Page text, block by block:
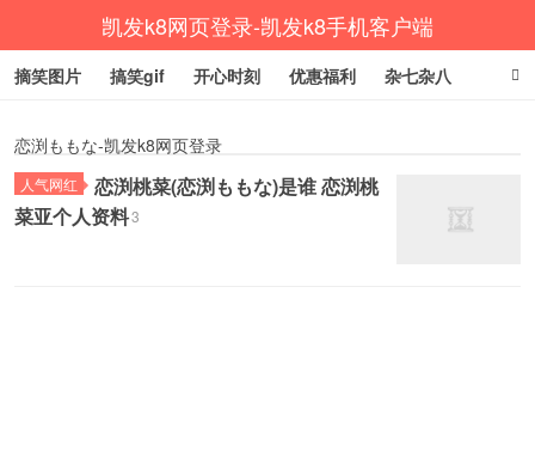
凯发k8网页登录-凯发k8手机客户端
摘笑图片 搞笑gif 开心时刻 优惠福利 杂七杂八
恋渕ももな-凯发k8网页登录
人气网红
恋渕桃菜(恋渕ももな)是谁 恋渕桃
菜亚个人资料3